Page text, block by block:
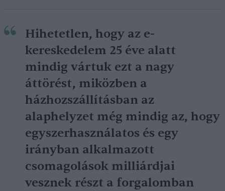
Hihetetlen, hogy az e-
kereskedelem 25 éve alatt
mindig vártuk ezt a nagy
áttörést, miközben a
házhozszállításban az
alaphelyzet még mindig az, hogy
egyszerhasználatos és egy
irányban alkalmazott
csomagolások milliárdjai
vesznek részt a forgalomban